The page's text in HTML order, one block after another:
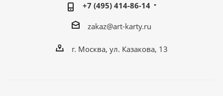
+7 (495) 414-86-14
zakaz@art-karty.ru
г. Москва, ул. Казакова, 13